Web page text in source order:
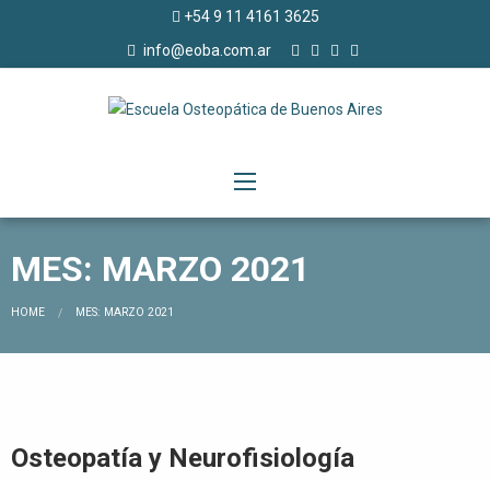
+54 9 11 4161 3625
info@eoba.com.ar
MES: MARZO 2021
HOME CURRENT:
MES: MARZO 2021
Osteopatía y Neurofisiología